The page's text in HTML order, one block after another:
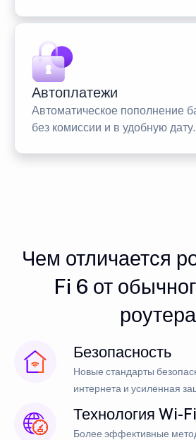
Автоплатежи
Автоматическое пополнение
без комиссии и в удобную дату.
Чем отличается
Fi 6 от
роутера
Безопасность
Новые стандарты
интернета и усиленная
Технология Wi-
Более эффективные